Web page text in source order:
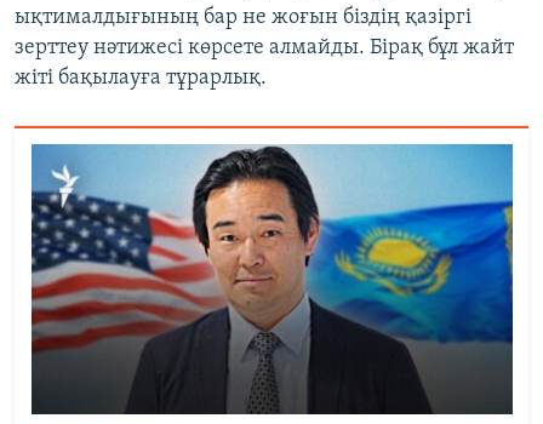
ықтималдығының бар не жоғын біздің қазіргі
зерттеу нәтижесі көрсете алмайды. Бірақ бұл жайт
жіті бақылауға тұрарлық.